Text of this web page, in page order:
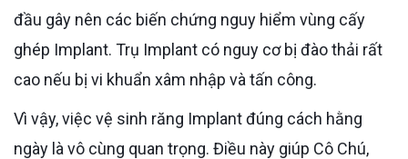
đầu gây nên các biến chứng nguy hiểm vùng cấy
ghép Implant. Trụ Implant có nguy cơ bị đào thải rất
cao nếu bị vi khuẩn xâm nhập và tấn công.
Vì vậy, việc vệ sinh răng Implant đúng cách hằng
ngày là vô cùng quan trọng. Điều này giúp Cô Chú,